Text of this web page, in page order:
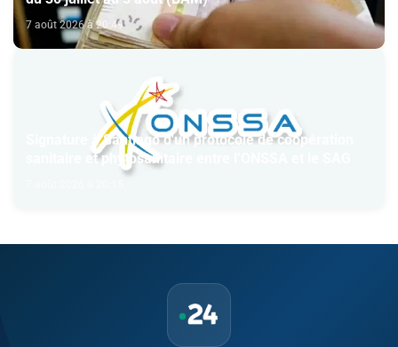
7 août 2026 à 20:49
Signature à Santiago d'un protocole de coopération
sanitaire et phytosanitaire entre l’ONSSA et le SAG